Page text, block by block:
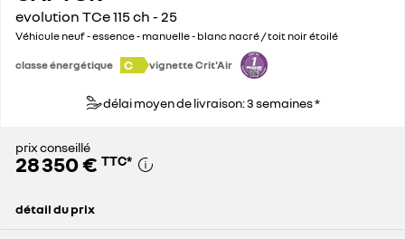
evolution TCe 115 ch - 25
Véhicule neuf - essence - manuelle - blanc nacré / toit noir étoilé
classe énergétique C vignette Crit'Air
délai moyen de livraison: 3 semaines *
prix conseillé
28 350 € TTC*
détail du prix